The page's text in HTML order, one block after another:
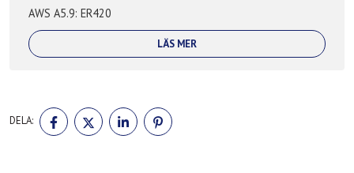
AWS A5.9: ER420
LÄS MER
DELA:
DELA
PÅ
FACEBOOK
DELA
PÅ
TWITTER
DELA
PÅ
LINKEDIN
PÅ